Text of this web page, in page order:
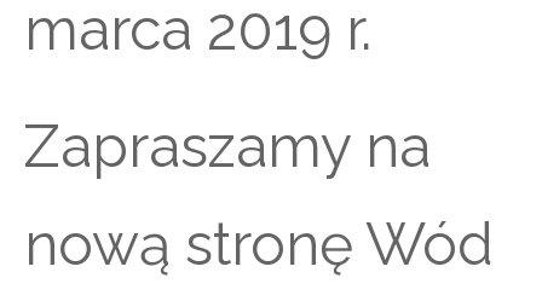
marca 2019 r.
Zapraszamy na
nową stronę Wód